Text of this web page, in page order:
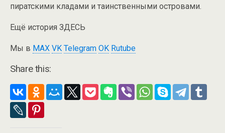
пиратскими кладами и таинственными островами.
Ещё история ЗДЕСЬ
Мы в MAX VK Telegram OK Rutube
Share this: